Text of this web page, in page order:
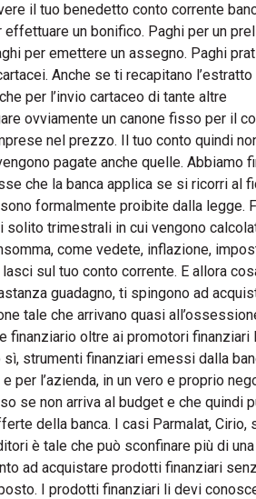
il tuo benedetto conto corrente
un bonifico. Paghi per un
per emettere un assegno. Paghi
Anche se ti recapitano
per l’invio cartaceo di tante altre
ovviamente un canone fisso per il
nel prezzo. Il tuo conto quindi
pagate anche quelle. Abbiamo
che la banca applica se si ricorri al
formalmente proibite dalla legge.
solito trimestrali in cui vengono
come vedete, inflazione,
sul tuo conto corrente. E allora
guadagno, ti spingono ad
tale che arrivano quasi
finanziario oltre ai promotori finanziari
strumenti finanziari emessi dalla
per l’azienda, in un vero e proprio
se non arriva al budget e che quindi
della banca. I casi Parmalat, Cirio,
è tale che può sconfinare più di
ad acquistare prodotti finanziari
I prodotti finanziari li devi